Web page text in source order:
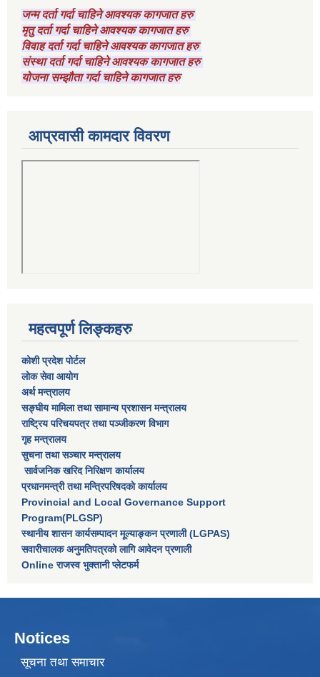
जन्म दर्ता गर्दा चाहिने आवश्यक कागजात हरु
मृतु दर्ता गर्दा चाहिने आवश्यक कागजात हरु
विवाह दर्ता गर्दा चाहिने आवश्यक कागजात हरु
संस्था दर्ता गर्दा चाहिने आवश्यक कागजात हरु
योजना सम्झौता गर्दा चाहिने कागजात हरु
आप्रवासी कामदार विवरण
महत्वपूर्ण लिङ्कहरु
कोशी प्रदेश पोर्टल
लाेक सेवा आयाेग
अर्थ मन्त्रालय
सङ्घीय मामिला तथा सामान्य प्रशासन मन्त्रालय
राष्‍ट्रिय परिचयपत्र तथा पञ्‍जीकरण विभाग
गृह मन्त्रालय
सुचना तथा सञ्चार मन्त्रालय
सार्वजनिक खरिद निरिक्षण कार्यालय
प्रधानमन्त्री तथा मन्त्रिपरिषदकाे कार्यालय
Provincial and Local Governance Support
Program(PLGSP)
स्थानीय शासन कार्यसम्पादन मूल्याङ्कन प्रणाली (LGPAS)
सवारीचालक अनुमतिपत्रको लागि आवेदन प्रणाली
Online राजस्व भुक्तानी प्लेटफर्म
Notices
सूचना तथा समाचार